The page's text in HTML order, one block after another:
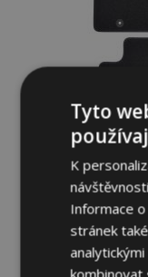
Tyto
K
Informace o
stránek